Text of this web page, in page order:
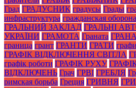
Град ГРАДУСНИК градусы Грады
инфраструктура гражданская оборона
ГРАЛЬНИЙ ЗАКЛАД ГРАЛЬНІ
УКРАЇНИ ГРАМОТА Граната
граница грант ГРАНТИ ГРАТИ
ГРАФІК ВІДКЛЮЧЕННЯ СВІТЛА
графік роботи ГРАФІК РУХУ
ВІДКЛЮЧЕНЬ Грач ГРВІ ГРЕБЛЯ
римская борьба Греция ГРИВНЯ